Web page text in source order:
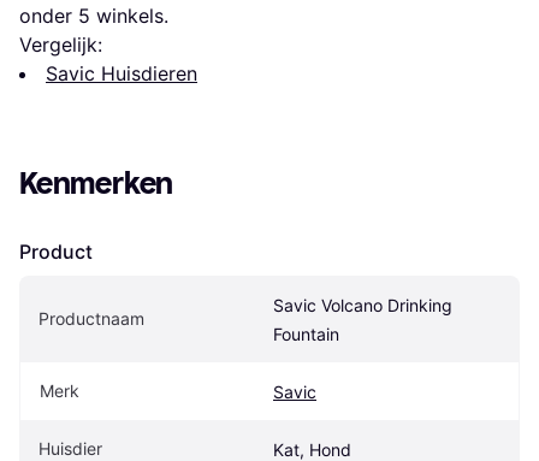
onder 5 winkels.
Vergelijk:
Savic Huisdieren
Kenmerken
Product
Productnaam
Savic Volcano Drinking
Fountain
Merk Savic
Huisdier Kat, Hond